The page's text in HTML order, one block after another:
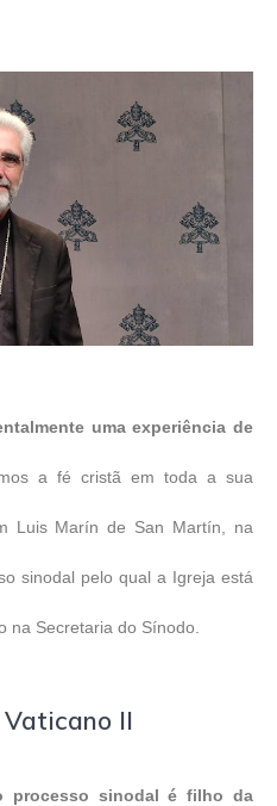
uma experiência de
a fé cristã em toda a sua
Luis Marín de San Martín, na
sinodal pelo qual a Igreja está
na Secretaria do Sínodo.
II
processo sinodal é filho da